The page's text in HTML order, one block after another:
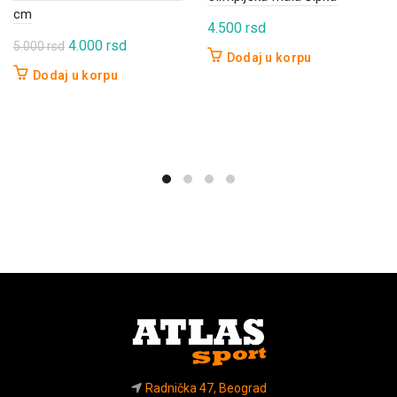
cm
5.000rsd Originalna
cena
4.000 rsdTrenutna
Dodaj u korpu
4.500 rsd
Dodaj u korpu
Radnička 47, Beograd